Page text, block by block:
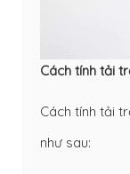
Cách tính tải
Cách tính tải
như sau: